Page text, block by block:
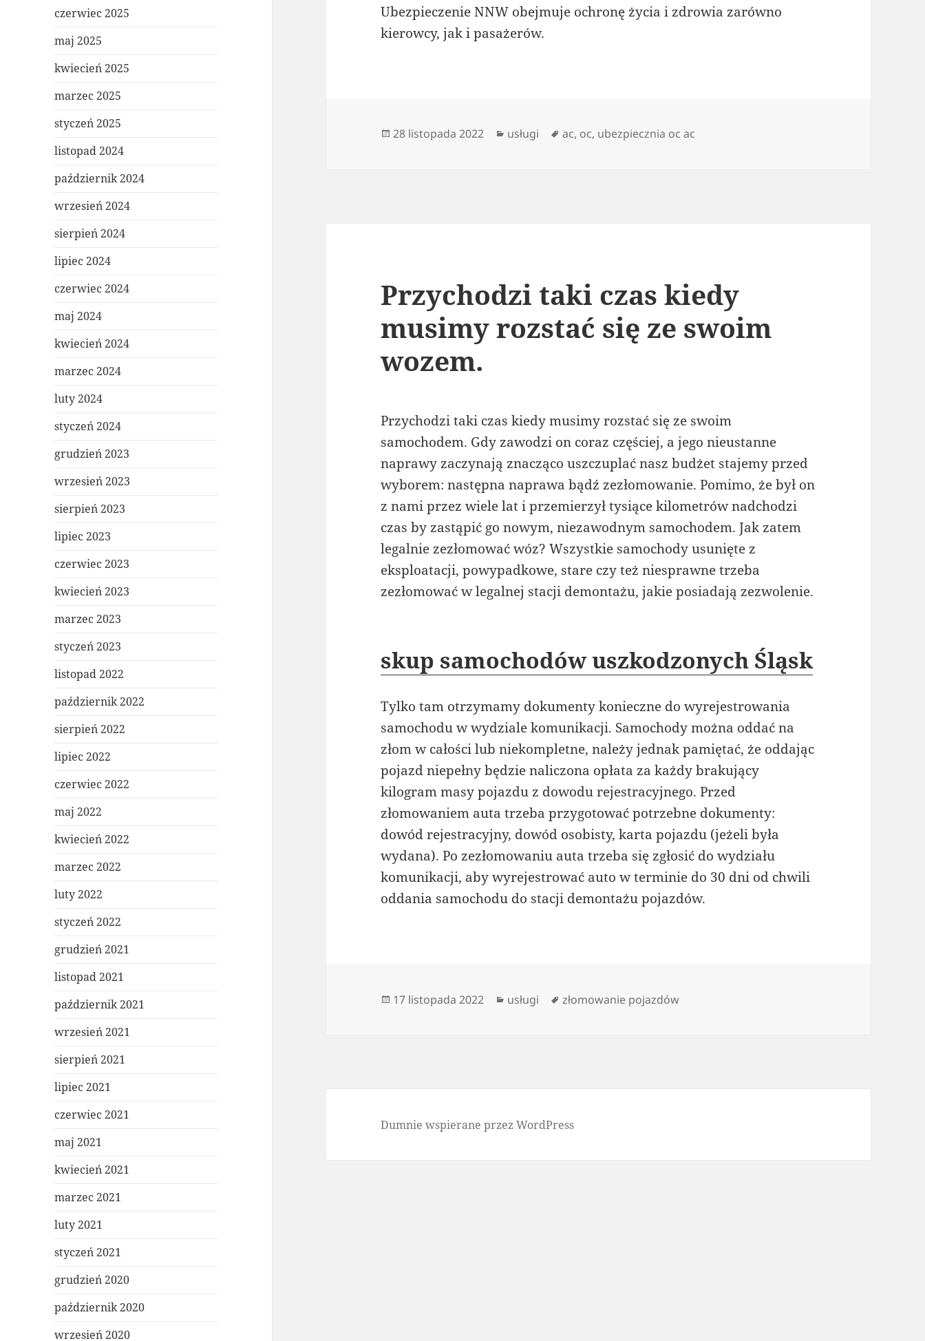
czerwiec 2025
maj 2025
kwiecień 2025
marzec 2025
styczeń 2025
listopad 2024
październik 2024
wrzesień 2024
sierpień 2024
lipiec 2024
czerwiec 2024
maj 2024
kwiecień 2024
marzec 2024
luty 2024
styczeń 2024
grudzień 2023
wrzesień 2023
sierpień 2023
lipiec 2023
czerwiec 2023
kwiecień 2023
marzec 2023
styczeń 2023
listopad 2022
październik 2022
sierpień 2022
lipiec 2022
czerwiec 2022
maj 2022
kwiecień 2022
marzec 2022
luty 2022
styczeń 2022
grudzień 2021
listopad 2021
październik 2021
wrzesień 2021
sierpień 2021
lipiec 2021
czerwiec 2021
maj 2021
kwiecień 2021
marzec 2021
luty 2021
styczeń 2021
grudzień 2020
październik 2020
wrzesień 2020
Ubezpieczenie NNW obejmuje ochronę życia i zdrowia zarówno
kierowcy, jak i pasażerów.
Data
28 listopada 2022 Kategorie
usługi Tagi
ac, oc, ubezpiecznia oc ac
Przychodzi taki czas kiedy
musimy rozstać się ze swoim
wozem.
Przychodzi taki czas kiedy musimy rozstać się ze swoim
samochodem. Gdy zawodzi on coraz częściej, a jego nieustanne
naprawy zaczynają znacząco uszczuplać nasz budżet stajemy przed
wyborem: następna naprawa bądź zezłomowanie. Pomimo, że był on
z nami przez wiele lat i przemierzył tysiące kilometrów nadchodzi
czas by zastąpić go nowym, niezawodnym samochodem. Jak zatem
legalnie zezłomować wóz? Wszystkie samochody usunięte z
eksploatacji, powypadkowe, stare czy też niesprawne trzeba
zezłomować w legalnej stacji demontażu, jakie posiadają zezwolenie.
skup samochodów uszkodzonych Śląsk
Tylko tam otrzymamy dokumenty konieczne do wyrejestrowania
samochodu w wydziale komunikacji. Samochody można oddać na
złom w całości lub niekompletne, należy jednak pamiętać, że oddając
pojazd niepełny będzie naliczona opłata za każdy brakujący
kilogram masy pojazdu z dowodu rejestracyjnego. Przed
złomowaniem auta trzeba przygotować potrzebne dokumenty:
dowód rejestracyjny, dowód osobisty, karta pojazdu (jeżeli była
wydana). Po zezłomowaniu auta trzeba się zgłosić do wydziału
komunikacji, aby wyrejestrować auto w terminie do 30 dni od chwili
oddania samochodu do stacji demontażu pojazdów.
Data
17 listopada 2022 Kategorie
usługi Tagi
złomowanie pojazdów
Dumnie wspierane przez WordPress